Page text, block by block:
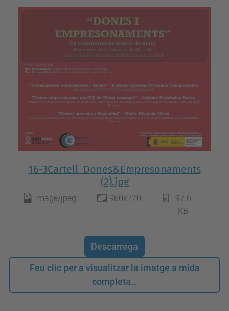
16-3Cartell_Dones&Empresonaments
(2).jpg
image/jpeg 960x720
97.6
KB
Descarrega
Feu clic per a visualitzar la imatge a mida
completa…